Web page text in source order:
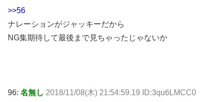
>>56
ナレーションがジャッキーだから
NG集期待して最後まで見ちゃったじゃないか
96: 名無し 2018/11/08(木) 21:54:59.19 ID:3qu6LMCC0